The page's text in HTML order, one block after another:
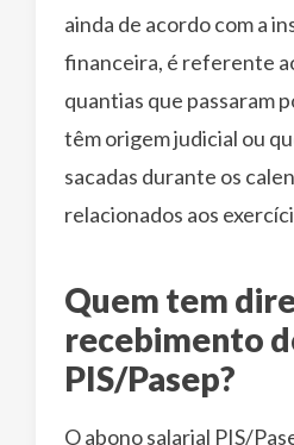
ainda de acordo com a
financeira, é referente
quantias que passaram
têm origem judicial ou
sacadas durante os
relacionados aos
Quem tem
recebimento
PIS/Pasep?
O abono salarial PIS/